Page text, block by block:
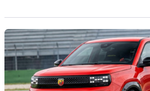
fouet les millions de Français au moment
déclaration d’impôts.